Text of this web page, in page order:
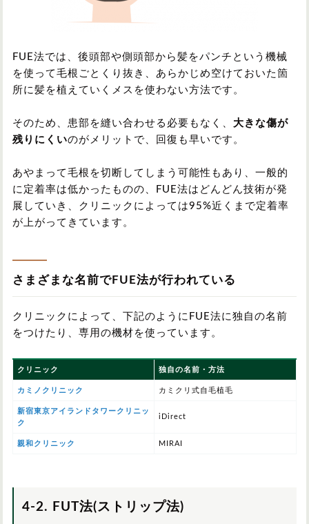
FUE法では、後頭部や側頭部から髪をパンチという機械
を使って毛根ごとくり抜き、あらかじめ空けておいた箇
所に髪を植えていくメスを使わない方法です。
そのため、患部を縫い合わせる必要もなく、 大きな傷が
残りにくいのがメリットで、回復も早いです。
あやまって毛根を切断してしまう可能性もあり、一般的
に定着率は低かったものの、FUE法はどんどん技術が発
展していき、クリニックによっては95%近くまで定着率
が上がってきています。
さまざまな名前でFUE法が行われている
クリニックによって、下記のようにFUE法に独自の名前
をつけたり、専用の機材を使っています。
クリニック 独自の名前・方法
カミノクリニック カミクリ式自毛植毛
新宿東京アイランドタワークリニッ
ク
iDirect
親和クリニック MIRAI
4-2. FUT法(ストリップ法)